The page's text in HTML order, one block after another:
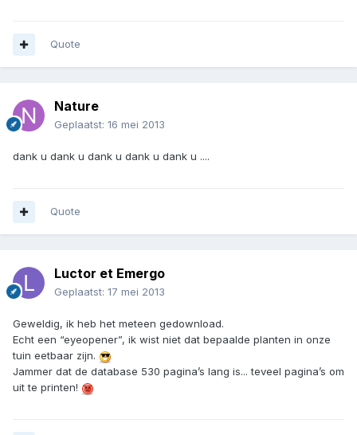
Quote
Nature
Geplaatst: 16 mei 2013
dank u dank u dank u dank u dank u ....
Quote
Luctor et Emergo
Geplaatst: 17 mei 2013
Geweldig, ik heb het meteen gedownload.
Echt een “eyeopener”, ik wist niet dat bepaalde planten in onze
tuin eetbaar zijn.
Jammer dat de database 530 pagina’s lang is... teveel pagina’s om
uit te printen!